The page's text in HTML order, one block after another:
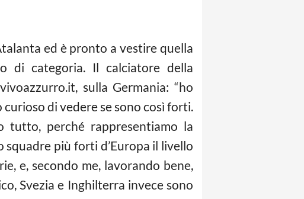
ed è pronto a vestire quella
di categoria. Il calciatore della
sulla Germania: “ho
di vedere se sono così forti.
tutto, perché rappresentiamo la
squadre più forti d’Europa il livello
e, secondo me, lavorando bene,
Svezia e Inghilterra invece sono